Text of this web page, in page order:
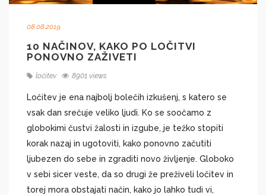
08.08.2019
10 NAČINOV, KAKO PO LOČITVI
PONOVNO ZAŽIVETI
ločitev 8901 views
Ločitev je ena najbolj bolečih izkušenj, s katero se
vsak dan srečuje veliko ljudi. Ko se soočamo z
globokimi čustvi žalosti in izgube, je težko stopiti
korak nazaj in ugotoviti, kako ponovno začutiti
ljubezen do sebe in zgraditi novo življenje. Globoko
v sebi sicer veste, da so drugi že preživeli ločitev in
torej mora obstajati način, kako jo lahko tudi vi,